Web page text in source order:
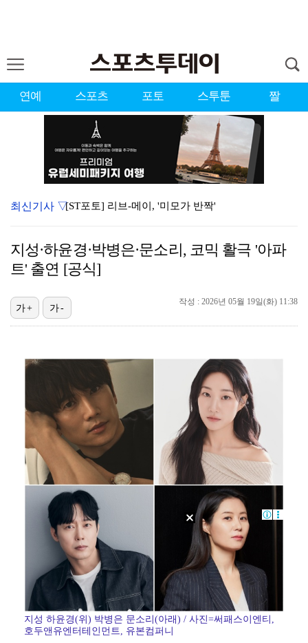
연예 스포츠 포토 스투툰 짤
[ST포토] 리브-메이, '미모가 반짝'
[ST포토] 리센느 미나미, '축구 팬들 안녕'
[ST포토] 이강인, 첫 경기 투입
[ST포토] 리센느 원이, '오늘 좋네~'
[ST포토] 리센느 미나미, '축구장 밝히는 미모'
[ST포토] 이강인, '철벽방어'
최신기사 ▽
지성·하윤경·박병은·문소리, 코믹 활극 '아파
트' 출연 [공식]
작성 : 2026년 05월 19일(화) 11:38
가+ 가-
지성 하윤경(위) 박병은 문소리(아래) / 사진=써패스이엔티,
호두앤유엔터테인먼트, 유본컴퍼니